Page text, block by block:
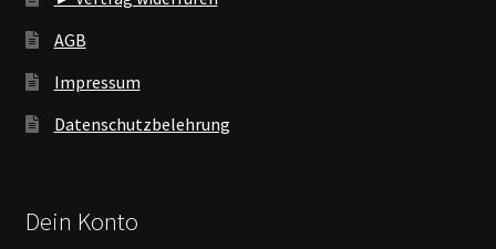
AGB
Impressum
Datenschutzbelehrung
Dein Konto